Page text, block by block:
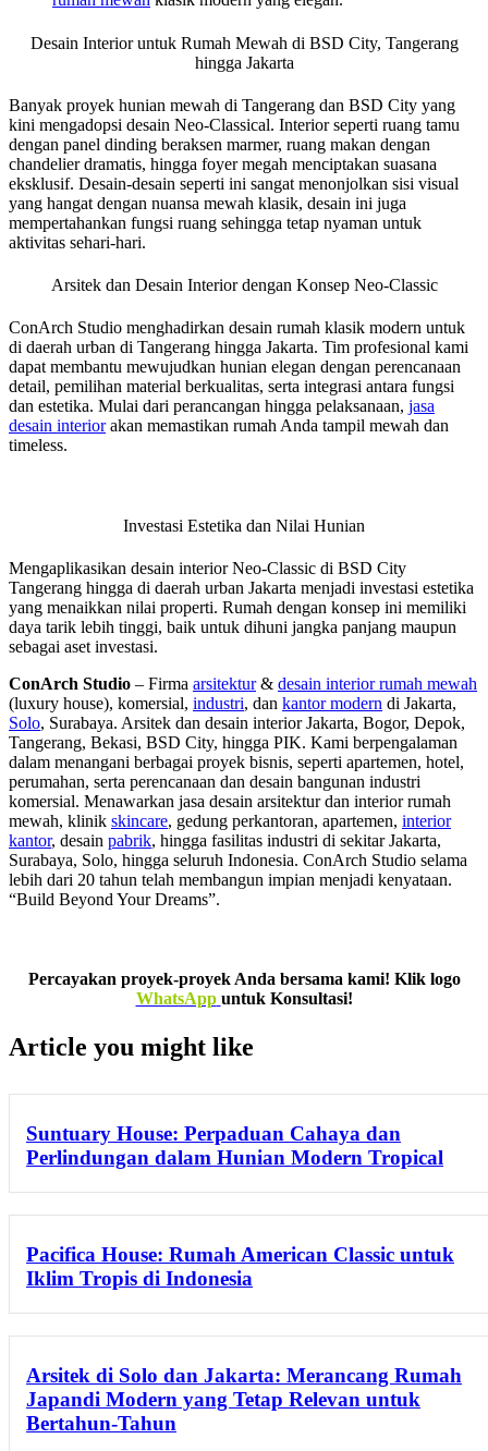
Desain Interior untuk Rumah Mewah di BSD City, Tangerang
hingga Jakarta
Banyak proyek hunian mewah di Tangerang dan BSD City yang
kini mengadopsi desain Neo-Classical. Interior seperti ruang tamu
dengan panel dinding beraksen marmer, ruang makan dengan
chandelier dramatis, hingga foyer megah menciptakan suasana
eksklusif. Desain-desain seperti ini sangat menonjolkan sisi visual
yang hangat dengan nuansa mewah klasik, desain ini juga
mempertahankan fungsi ruang sehingga tetap nyaman untuk
aktivitas sehari-hari.
Arsitek dan Desain Interior dengan Konsep Neo-Classic
ConArch Studio menghadirkan desain rumah klasik modern untuk
di daerah urban di Tangerang hingga Jakarta. Tim profesional kami
dapat membantu mewujudkan hunian elegan dengan perencanaan
detail, pemilihan material berkualitas, serta integrasi antara fungsi
dan estetika. Mulai dari perancangan hingga pelaksanaan, jasa
desain interiorakan memastikan rumah Anda tampil mewah dan
timeless.
Investasi Estetika dan Nilai Hunian
Mengaplikasikan desain interior Neo-Classic di BSD City
Tangerang hingga di daerah urban Jakarta menjadi investasi estetika
yang menaikkan nilai properti. Rumah dengan konsep ini memiliki
daya tarik lebih tinggi, baik untuk dihuni jangka panjang maupun
sebagai aset investasi.
ConArch Studio – Firma arsitektur& desain interior rumah mewah
(luxury house), komersial, industri, dan kantor modern di Jakarta,
Solo, Surabaya. Arsitek dan desain interior Jakarta, Bogor, Depok,
Tangerang, Bekasi, BSD City, hingga PIK. Kami berpengalaman
dalam menangani berbagai proyek bisnis, seperti apartemen, hotel,
perumahan, serta perencanaan dan desain bangunan industri
komersial. Menawarkan jasa desain arsitektur dan interior rumah
mewah, klinik skincare, gedung perkantoran, apartemen, interior
kantor, desain pabrik, hingga fasilitas industri di sekitar Jakarta,
Surabaya, Solo, hingga seluruh Indonesia. ConArch Studio selama
lebih dari 20 tahun telah membangun impian menjadi kenyataan.
“Build Beyond Your Dreams”.
Percayakan proyek-proyek Anda bersama kami! Klik logo
WhatsApp untuk Konsultasi!
Article you might like
Suntuary House: Perpaduan Cahaya dan
Perlindungan dalam Hunian Modern Tropical
Pacifica House: Rumah American Classic untuk
Iklim Tropis di Indonesia
Arsitek di Solo dan Jakarta: Merancang Rumah
Japandi Modern yang Tetap Relevan untuk
Bertahun-Tahun